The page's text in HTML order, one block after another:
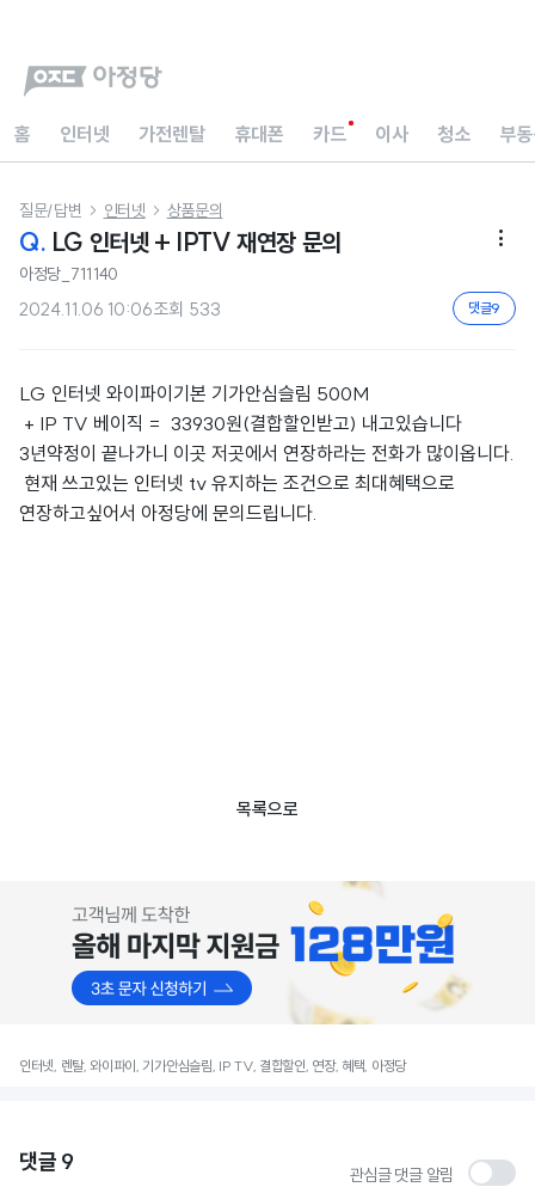
홈 인터넷 가전렌탈 휴대폰 카드 이사 청소 부
질문/답변  인터넷  상품문의
Q. LG 인터넷 + IPTV 재연장 문의 
아정당_711140
2024.11.06 10:06조회 533 댓글9
LG 인터넷 와이파이기본 기가안심슬림 500M
+ IP TV 베이직 = 33930원(결합할인받고) 내고있습니다
3년약정이 끝나가니 이곳 저곳에서 연장하라는 전화가 많이옵니다.
현재 쓰고있는 인터넷 tv 유지하는 조건으로 최대혜택으로
연장하고싶어서 아정당에 문의드립니다.
목록으로
인터넷, 렌탈, 와이파이, 기가안심슬림, IP TV, 결합할인, 연장, 혜택, 아정당
댓글 9 관심글 댓글 알림